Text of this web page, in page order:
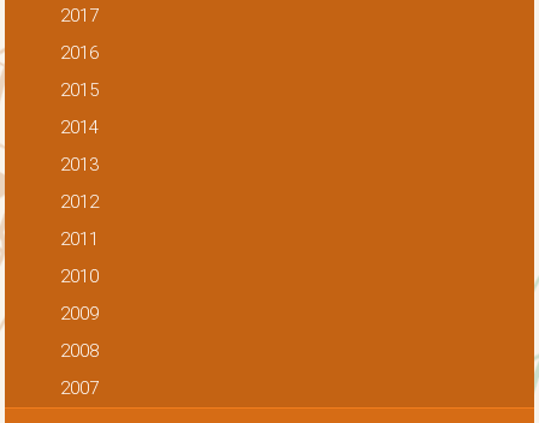
2017
2016
2015
2014
2013
2012
2011
2010
2009
2008
2007